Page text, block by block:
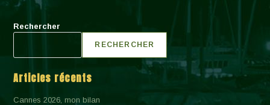
Rechercher
RECHERCHER
Articles récents
Cannes 2026, mon bilan